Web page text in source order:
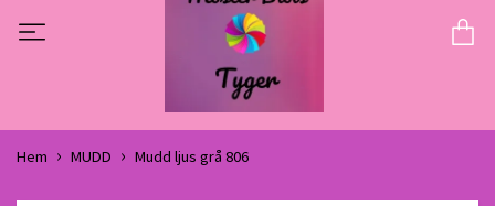
Hem MUDD Mudd ljus grå 806